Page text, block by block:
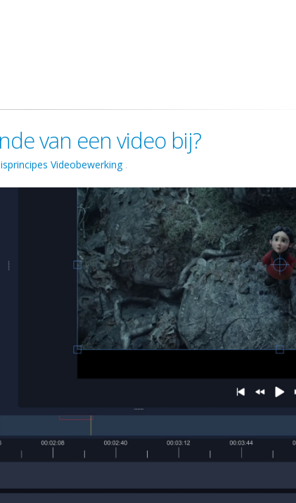
van een video bij?
Videobewerking.